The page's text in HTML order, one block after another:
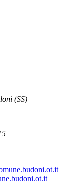
(SS)